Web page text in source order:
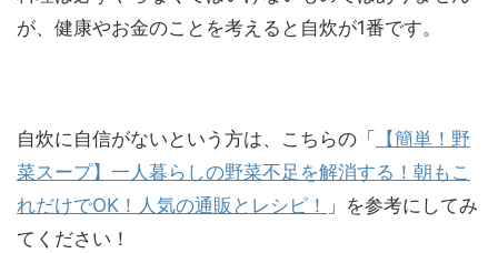
が、健康やお金のことを考えると自炊が1番です。
自炊に自信がないという方は、こちらの「
【簡単！野
菜スープ】一人暮らしの野菜不足を解消する！朝もこ
れだけでOK！人気の通販とレシピ！
」を参考にしてみ
てください！